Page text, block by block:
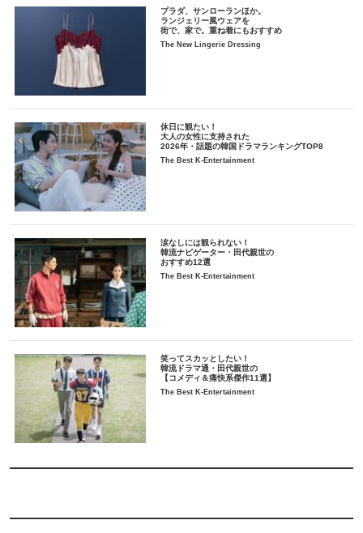
プラダ、サンローランほか。
ランジェリー風ウェアを
街で、家で。重ね着にもおすすめ
The New Lingerie Dressing
休日に観たい！
大人の女性に支持された
2026年・話題の韓国ドラマランキングTOP8
The Best K-Entertainment
涙なしには観られない！
韓流ナビゲーター・田代親世の
おすすめ12選
The Best K-Entertainment
笑ってスカッとしたい！
韓流ドラマ通・田代親世の
【コメディ＆痛快系傑作11選】
The Best K-Entertainment